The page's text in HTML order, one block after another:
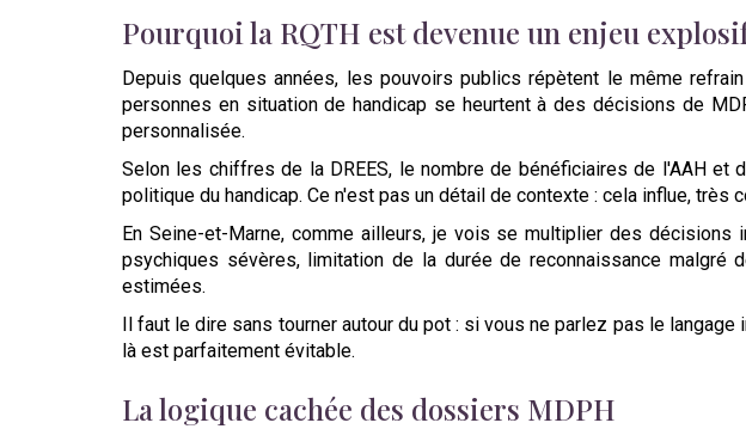
Pourquoi la RQTH est devenue un enjeu
Depuis quelques années, les pouvoirs publics répètent le même
personnes en situation de handicap se heurtent à des décisions de
personnalisée.
Selon les chiffres de la DREES, le nombre de bénéficiaires de l'AAH et
politique du handicap. Ce n'est pas un détail de contexte : cela influe,
En Seine-et-Marne, comme ailleurs, je vois se multiplier des
psychiques sévères, limitation de la durée de reconnaissance
estimées.
Il faut le dire sans tourner autour du pot : si vous ne parlez pas le
là est parfaitement évitable.
La logique cachée des dossiers MDPH